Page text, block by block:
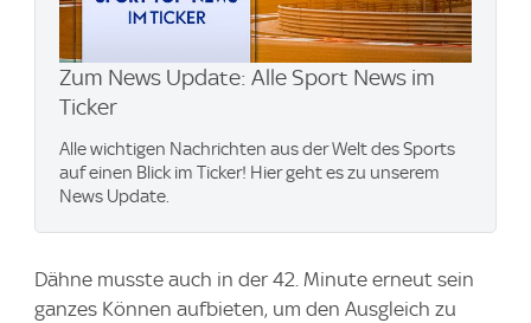
Zum News Update: Alle Sport News im
Ticker
Alle wichtigen Nachrichten aus der Welt des Sports
auf einen Blick im Ticker! Hier geht es zu unserem
News Update.
Dähne musste auch in der 42. Minute erneut sein
ganzes Können aufbieten, um den Ausgleich zu